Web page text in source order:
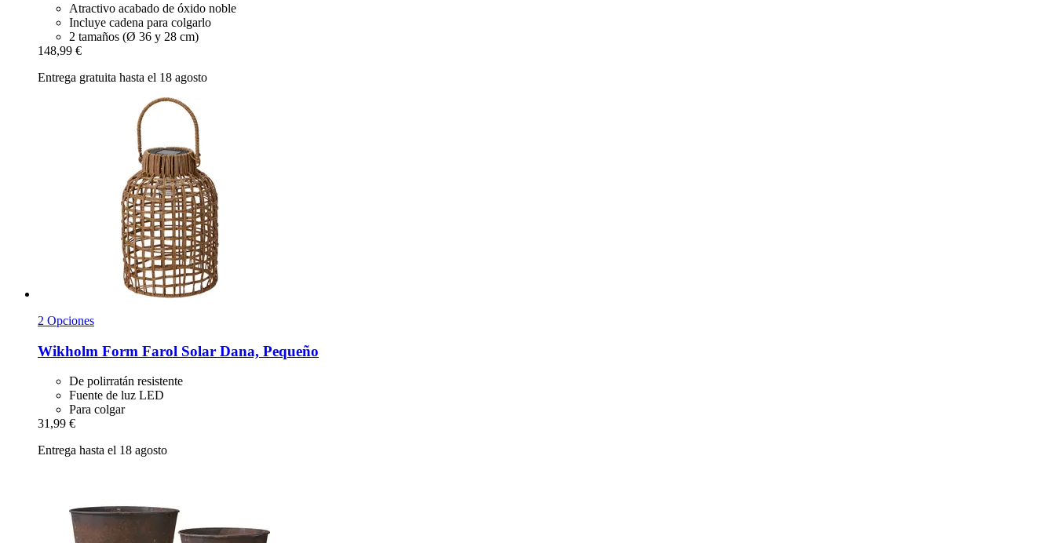
Atractivo acabado de óxido noble
Incluye cadena para colgarlo
2 tamaños (Ø 36 y 28 cm)
148,99 €
Entrega gratuita hasta el 18 agosto
2 Opciones
Wikholm Form Farol Solar Dana, Pequeño
De polirratán resistente
Fuente de luz LED
Para colgar
31,99 €
Entrega hasta el 18 agosto